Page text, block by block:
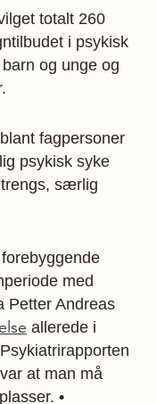
totalt 260
i psykisk
og unge og
fagpersoner
psykisk syke
særlig
med
Petter Andreas
allerede i
at man må
•